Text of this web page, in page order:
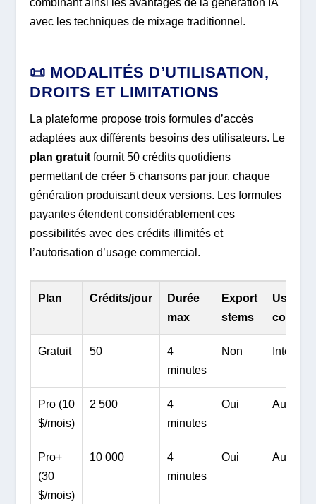
avec les techniques de mixage traditionnel.
📜 MODALITÉS D’UTILISATION,
DROITS ET LIMITATIONS
La plateforme propose trois formules d’accès
adaptées aux différents besoins des utilisateurs. Le
plan gratuit fournit 50 crédits quotidiens
permettant de créer 5 chansons par jour, chaque
génération produisant deux versions. Les formules
payantes étendent considérablement ces
possibilités avec des crédits illimités et
l’autorisation d’usage commercial.
Plan Crédits/jour
Durée
max
Export
stems
Usage
Gratuit 50
4
minutes
Non Interdit
Pro (10
$/mois)
2 500
4
minutes
Oui Autorisé
Pro+
(30
$/mois)
10 000
4
minutes
Oui Autorisé